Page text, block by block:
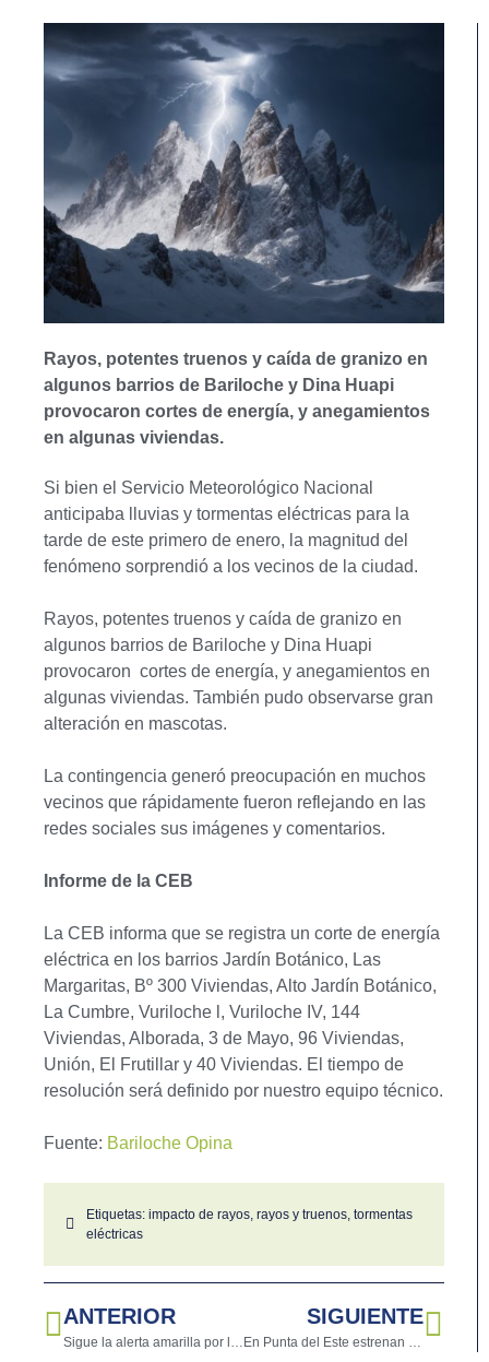
Rayos, potentes truenos y caída de granizo en
algunos barrios de Bariloche y Dina Huapi
provocaron cortes de energía, y anegamientos
en algunas viviendas.
Si bien el Servicio Meteorológico Nacional
anticipaba lluvias y tormentas eléctricas para la
tarde de este primero de enero, la magnitud del
fenómeno sorprendió a los vecinos de la ciudad.
Rayos, potentes truenos y caída de granizo en
algunos barrios de Bariloche y Dina Huapi
provocaron cortes de energía, y anegamientos en
algunas viviendas. También pudo observarse gran
alteración en mascotas.
La contingencia generó preocupación en muchos
vecinos que rápidamente fueron reflejando en las
redes sociales sus imágenes y comentarios.
Informe de la CEB
La CEB informa que se registra un corte de energía
eléctrica en los barrios Jardín Botánico, Las
Margaritas, Bº 300 Viviendas, Alto Jardín Botánico,
La Cumbre, Vuriloche l, Vuriloche IV, 144
Viviendas, Alborada, 3 de Mayo, 96 Viviendas,
Unión, El Frutillar y 40 Viviendas. El tiempo de
resolución será definido por nuestro equipo técnico.
Fuente: Bariloche Opina
Etiquetas: impacto de rayos rayos y truenos tormentas
eléctricas
ANTERIOR SIGUIENTE